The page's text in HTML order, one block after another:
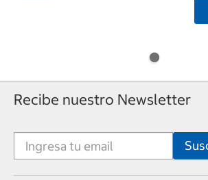
Recibe nuestro Newsletter